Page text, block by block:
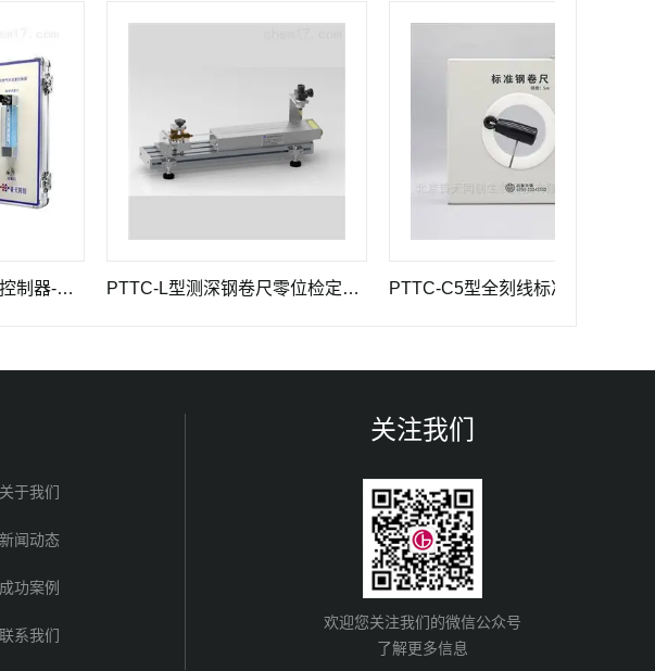
PTTC-GC3型气体流量控制器-化学及常用建标仪器 PTTC-L型测深钢卷尺零位检定器 长度计量器具
关于我们
新闻动态
成功案例
联系我们
关注我们
欢迎您关注我们的微信公众号
了解更多信息